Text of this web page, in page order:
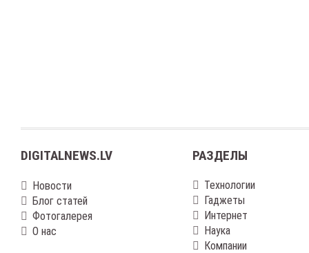
DIGITALNEWS.LV
Новости
Блог статей
Фотогалерея
О нас
РАЗДЕЛЫ
Технологии
Гаджеты
Интернет
Наука
Компании